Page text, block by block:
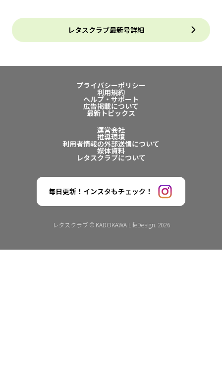
レタスクラブ最新号詳細
プライバシーポリシー
利用規約
ヘルプ・サポート
広告掲載について
最新トピックス
運営会社
推奨環境
利用者情報の外部送信について
媒体資料
レタスクラブについて
毎日更新！インスタもチェック！
レタスクラブ © KADOKAWA LifeDesign. 2026